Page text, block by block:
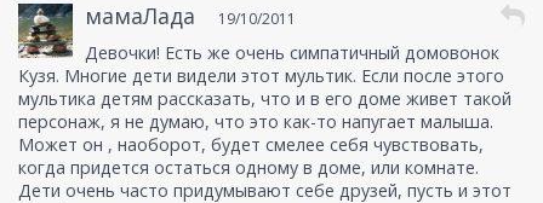
мамаЛада 19/10/2011
Девочки! Есть же очень симпатичный домовонок
Кузя. Многие дети видели этот мультик. Если после этого
мультика детям рассказать, что и в его доме живет такой
персонаж, я не думаю, что это как-то напугает малыша.
Может он , наоборот, будет смелее себя чувствовать,
когда придется остаться одному в доме, или комнате.
Дети очень часто придумывают себе друзей, пусть и этот